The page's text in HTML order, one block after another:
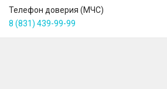
Телефон доверия (МЧС)
8 (831) 439-99-99